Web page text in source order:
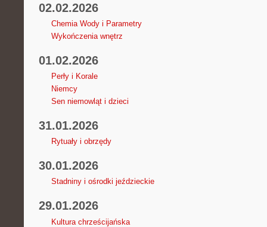
02.02.2026
Chemia Wody i Parametry
Wykończenia wnętrz
01.02.2026
Perły i Korale
Niemcy
Sen niemowląt i dzieci
31.01.2026
Rytuały i obrzędy
30.01.2026
Stadniny i ośrodki jeździeckie
29.01.2026
Kultura chrześcijańska